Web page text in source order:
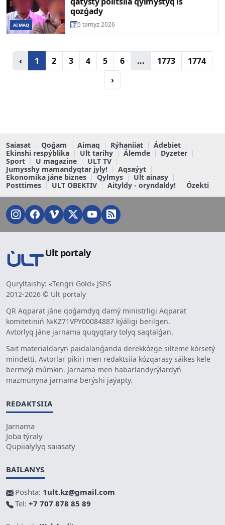
AIMAQ
qozǵady
5 tamyz 2026
‹ 1 2 3 4 5 6 ... 1773
1774
›
Saiasat Qoǵam Aimaq Rýhaniiat
Ádebiet
Ekinshi respýblika
Ult tarihy Álemde
Dyzeter
Sport
U magazine
ULT TV
Jumysshy mamandyqtar jyly!
Aqsaýyt
Ekonomika jáne biznes
Qylmys
Ult ainasy
Posttimes
ULT OBEKTIV Aityldy - oryndaldy! Ózekti
Ult portaly
Quryltaishy: «Tengri Gold» JShS
2012-2026 © Ult portaly
QR Aqparat jáne qoǵamdyq damý ministrligi Aqparat
komitetiniń №KZ71VPY00084887 kýáligi berilgen.
Avtorlyq jáne jarnama quqyqtary tolyq saqtalǵan.
Sait materialdaryn paidalanǵanda derekkózge silteme kórsetý
mindetti. Avtorlar pikiri men redaktsiia kózqarasy sáikes kele
bermeýi múmkin. Jarnama men habarlandyrýlardyń
mazmunyna jarnama berýshi jaýapty.
REDAKTSIIA
Jarnama
Joba týraly
Qupiialylyq saiasaty
BAILANYS
Poshta: 1ult.kz@gmail.com
Tel: +7 707 878 85 89